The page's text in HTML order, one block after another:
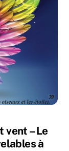
vent – Le
à